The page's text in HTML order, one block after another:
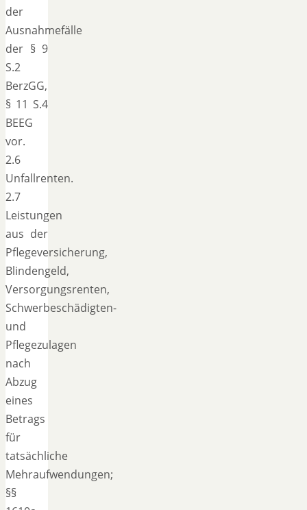
der
Ausnahmefälle
der § 9
S.2
BerzGG,
§ 11 S.4
BEEG
vor.
2.6
Unfallrenten.
2.7
Leistungen
aus der
Pflegeversicherung,
Blindengeld,
Versorgungsrenten,
Schwerbeschädigten-
und
Pflegezulagen
nach
Abzug
eines
Betrags
für
tatsächliche
Mehraufwendungen;
§§